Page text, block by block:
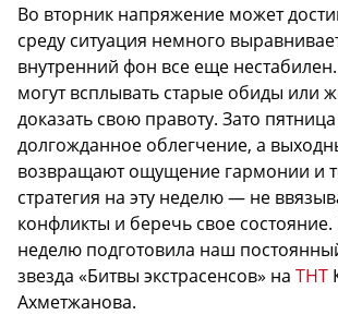
Во вторник напряжение может
среду ситуация немного
внутренний фон все еще
могут всплывать старые обиды или
доказать свою правоту. Зато
долгожданное облегчение, а
возвращают ощущение гармонии и
стратегия на эту неделю — не
конфликты и беречь свое
неделю подготовила наш
звезда «Битвы экстрасенсов» на ТНТ
Ахметжанова.